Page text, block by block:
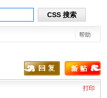
帮助
打印